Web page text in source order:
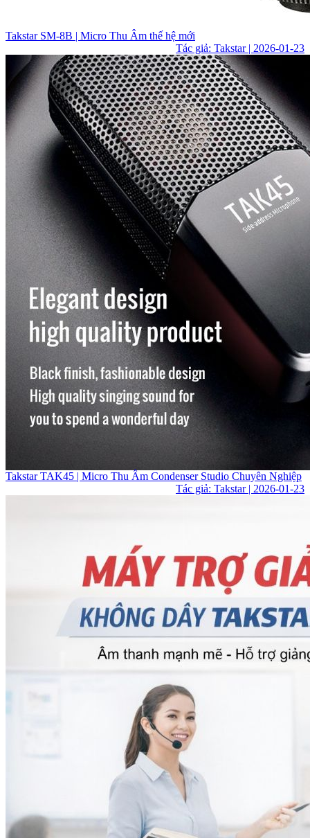
Takstar SM-8B | Micro Thu Âm thế hệ mới
Tác giả: Takstar | 2026-01-23
Takstar TAK45 | Micro Thu Âm Condenser Studio Chuyên Nghiệp
Tác giả: Takstar | 2026-01-23